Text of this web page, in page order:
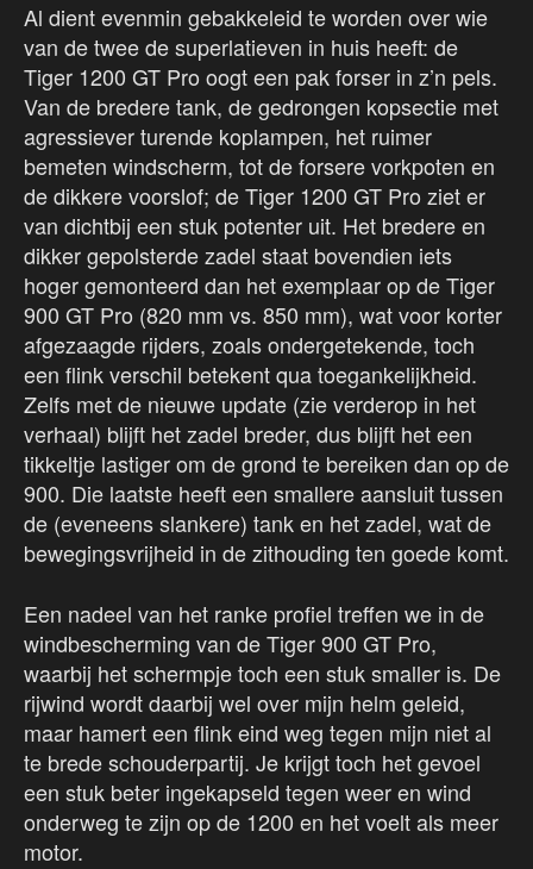
Al dient evenmin gebakkeleid te worden over wie
van de twee de superlatieven in huis heeft: de
Tiger 1200 GT Pro oogt een pak forser in z’n pels.
Van de bredere tank, de gedrongen kopsectie met
agressiever turende koplampen, het ruimer
bemeten windscherm, tot de forsere vorkpoten en
de dikkere voorslof; de Tiger 1200 GT Pro ziet er
van dichtbij een stuk potenter uit. Het bredere en
dikker gepolsterde zadel staat bovendien iets
hoger gemonteerd dan het exemplaar op de Tiger
900 GT Pro (820 mm vs. 850 mm), wat voor korter
afgezaagde rijders, zoals ondergetekende, toch
een flink verschil betekent qua toegankelijkheid.
Zelfs met de nieuwe update (zie verderop in het
verhaal) blijft het zadel breder, dus blijft het een
tikkeltje lastiger om de grond te bereiken dan op de
900. Die laatste heeft een smallere aansluit tussen
de (eveneens slankere) tank en het zadel, wat de
bewegingsvrijheid in de zithouding ten goede komt.
Een nadeel van het ranke profiel treffen we in de
windbescherming van de Tiger 900 GT Pro,
waarbij het schermpje toch een stuk smaller is. De
rijwind wordt daarbij wel over mijn helm geleid,
maar hamert een flink eind weg tegen mijn niet al
te brede schouderpartij. Je krijgt toch het gevoel
een stuk beter ingekapseld tegen weer en wind
onderweg te zijn op de 1200 en het voelt als meer
motor.